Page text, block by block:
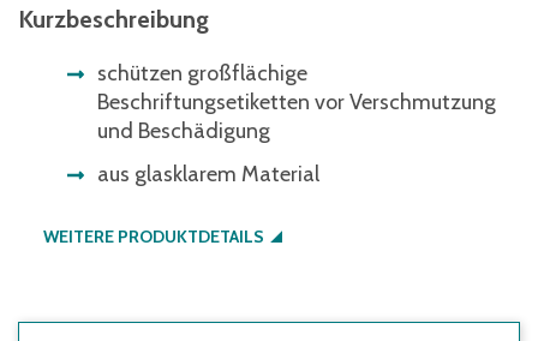
Kurzbeschreibung
schützen großflächige
Beschriftungsetiketten vor Verschmutzung
und Beschädigung
aus glasklarem Material
WEITERE PRODUKTDETAILS